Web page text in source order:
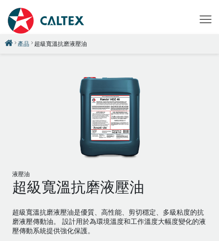
產品 超級寬溫抗磨液壓油
液壓油
超級寬溫抗磨液壓油
超級寬溫抗磨液壓油是優質、高性能、剪切穩定、多級粘度的抗
磨液壓傳動油。 設計用於為環境溫度和工作溫度大幅度變化的液
壓傳動系統提供強化保護。